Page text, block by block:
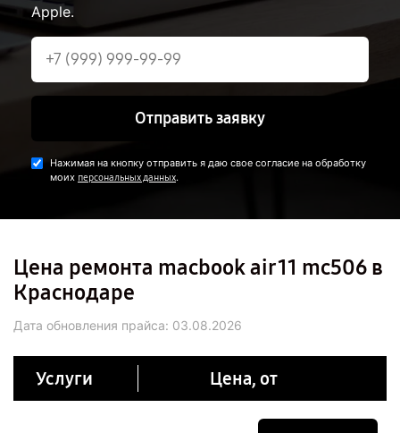
Apple.
Отправить заявку
Нажимая на кнопку отправить я даю свое согласие на обработку
моих персональных данных.
Цена ремонта macbook air 11 mc506 в
Краснодаре
Дата обновления прайса: 03.08.2026
Услуги Цена, от